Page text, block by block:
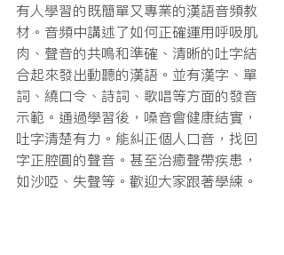
有人學習的既簡單又專業的漢語音頻教
材。音頻中講述了如何正確運用呼吸肌
肉、聲音的共鳴和準確、清晰的吐字結
合起來發出動聽的漢語。並有漢字、單
詞、繞口令、詩詞、歌唱等方面的發音
示範。通過學習後，嗓音會健康結實，
吐字清楚有力。能糾正個人口音，找回
字正腔圓的聲音。甚至治癒聲帶疾患，
如沙啞、失聲等。歡迎大家跟著學練。